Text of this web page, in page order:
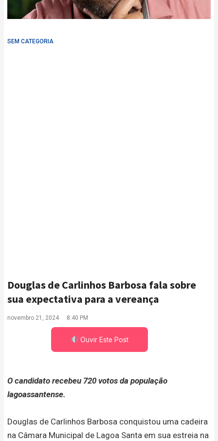
SEM CATEGORIA
Douglas de Carlinhos Barbosa fala sobre
sua expectativa para a vereança
novembro 21, 2024 8:40 PM
Ouvir Este Post
O candidato recebeu 720 votos da população
lagoassantense.
Douglas de Carlinhos Barbosa conquistou uma cadeira
na Câmara Municipal de Lagoa Santa em sua estreia na